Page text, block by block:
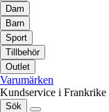
Dam
Barn
Sport
Tillbehör
Outlet
Varumärken
Kundservice i Frankrike
Sök